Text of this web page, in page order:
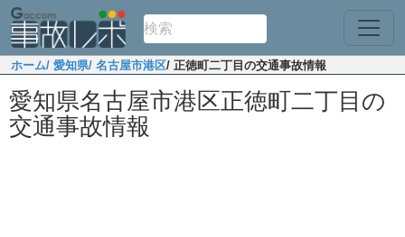
ホーム/ 愛知県/ 名古屋市港区/ 正徳町二丁目の交通事故情報
愛知県名古屋市港区正徳町二丁目の
交通事故情報